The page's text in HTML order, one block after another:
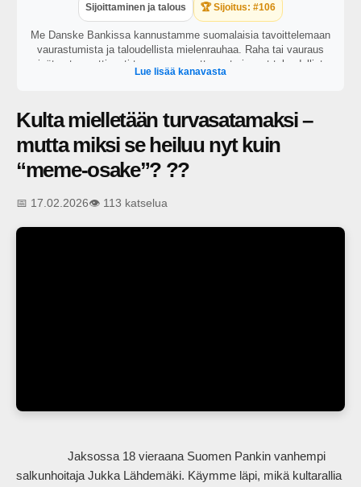
Sijoittaminen ja talous 🏆 Sijoitus: #106
Me Danske Bankissa kannustamme suomalaisia tavoittelemaan
vaurastumista ja taloudellista mielenrauhaa. Raha tai vauraus
eivät automaattisesti tuo onnea, mutta ne tarjoavat taloudellista
itsenäisyyttä varsinkin epävarmoina aikoina. Tarjoamme
käsiinsä ja rakentaa taloudellista mielenrauhaa. Oivalla
mahdollisuutesi
Lue lisää kanavasta
Kulta mielletään turvasatamaksi –
mutta miksi se heiluu nyt kuin
“meme-osake”? ??
📅 17.02.2026👁️ 113 katselua
salkunhoitaja Jukka Lähdemäki. Käymme läpi, mikä kultarallia